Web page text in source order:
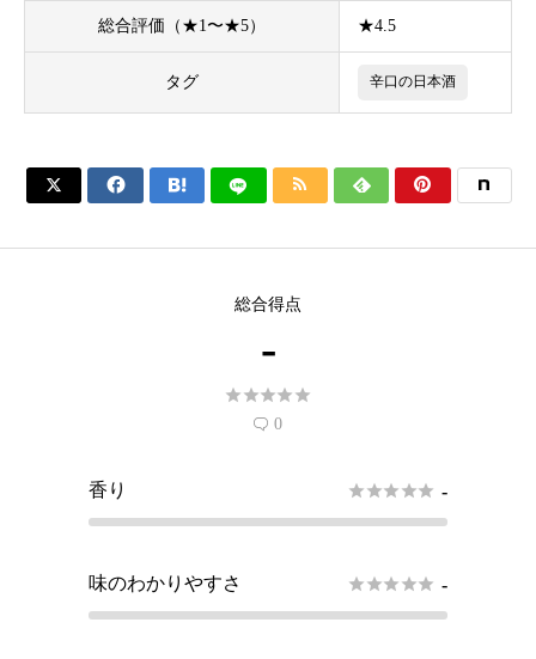
総合評価（★1〜★5） ★4.5
タグ 辛口の日本酒
     
総合得点
-

 0
香り  -
味のわかりやすさ  -